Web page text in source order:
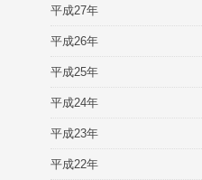
平成27年
平成26年
平成25年
平成24年
平成23年
平成22年